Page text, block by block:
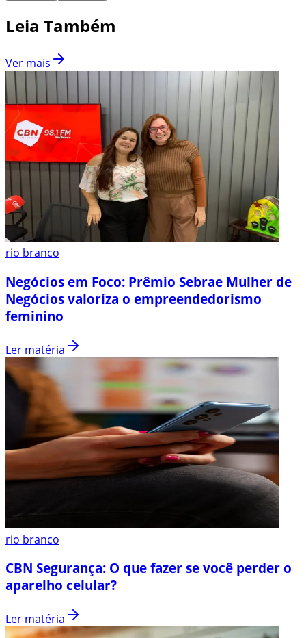
Leia Também
Ver mais
rio branco
Negócios em Foco: Prêmio Sebrae Mulher de
Negócios valoriza o empreendedorismo
feminino
Ler matéria
rio branco
CBN Segurança: O que fazer se você perder o
aparelho celular?
Ler matéria